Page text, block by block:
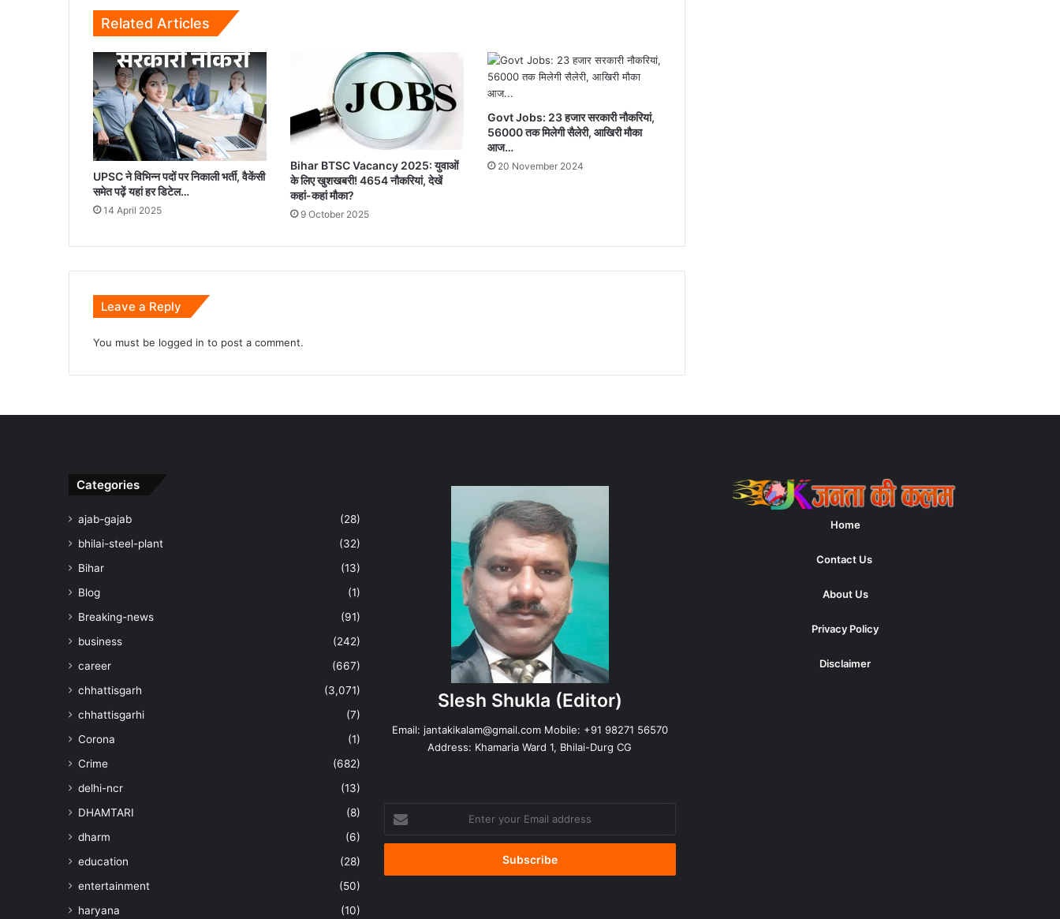
था
लापता...
महत्वपूर्ण
पहल...
Related Articles
UPSC ने विभिन्न पदों पर निकाली भर्ती, वैकेंसी
समेत पढ़ें यहां हर डिटेल…
14 April 2025
Bihar BTSC Vacancy 2025: युवाओं
के लिए खुशखबरी! 4654 नौकरियां, देखें
कहां-कहां मौका?
9 October 2025
Govt Jobs: 23 हजार सरकारी नौकरियां,
56000 तक मिलेगी सैलेरी, आखिरी मौका
आज…
20 November 2024
Leave a Reply
You must be logged in to post a comment.
Categories
ajab-gajab
(28)
bhilai-steel-plant
(32)
Bihar
(13)
Blog
(1)
Breaking-news
(91)
business
(242)
career
(667)
chhattisgarh
(3,071)
chhattisgarhi
(7)
Corona
(1)
Crime
(682)
delhi-ncr
(13)
DHAMTARI
(8)
dharm
(6)
education
(28)
entertainment
(50)
haryana
(10)
Slesh Shukla (Editor)
Email: jantakikalam@gmail.comMobile: +91 98271 56570
Address: Khamaria Ward 1, Bhilai-Durg CG
your
Email
Home
Contact Us
About Us
Privacy Policy
Disclaimer